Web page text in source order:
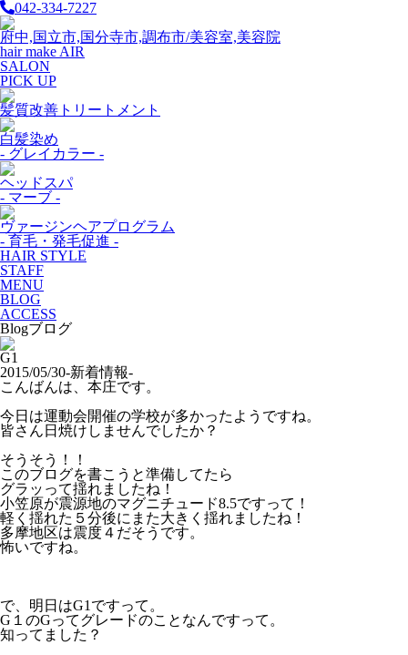
042-334-7227
府中,国立市,国分寺市,調布市/美容室,美容院
hair make AIR
SALON
PICK UP
髪質改善トリートメント
白髪染め
- グレイカラー -
ヘッドスパ
- マーブ -
ヴァージンヘアプログラム
- 育毛・発毛促進 -
HAIR STYLE
STAFF
MENU
BLOG
ACCESS
Blogブログ
G1
2015/05/30-新着情報-
こんばんは、本庄です。
今日は運動会開催の学校が多かったようですね。
皆さん日焼けしませんでしたか？
そうそう！！
このブログを書こうと準備してたら
グラッって揺れましたね！
小笠原が震源地のマグニチュード8.5ですって！
軽く揺れた５分後にまた大きく揺れましたね！
多摩地区は震度４だそうです。
怖いですね。
で、明日はG1ですって。
G１のGってグレードのことなんですって。
知ってました？